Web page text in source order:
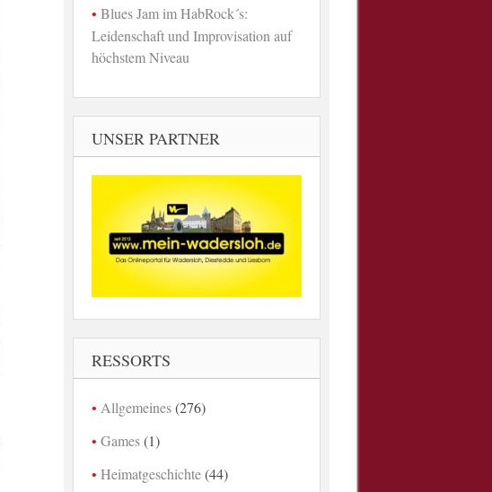
Blues Jam im HabRock´s:
Leidenschaft und Improvisation auf
höchstem Niveau
UNSER PARTNER
RESSORTS
Allgemeines(276)
Games(1)
Heimatgeschichte(44)